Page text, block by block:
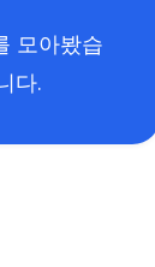
모아봤습
다.